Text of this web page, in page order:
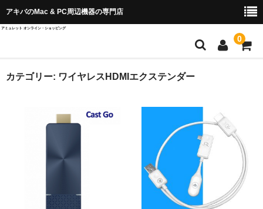
アキバのMac & PC周辺機器の専門店
アミュレット オンライン・ショッピング
0
店舗TOP
OWC＆AKiTiO
QuattroPod
カテゴリー: ワイヤレスHDMIエクステンダー